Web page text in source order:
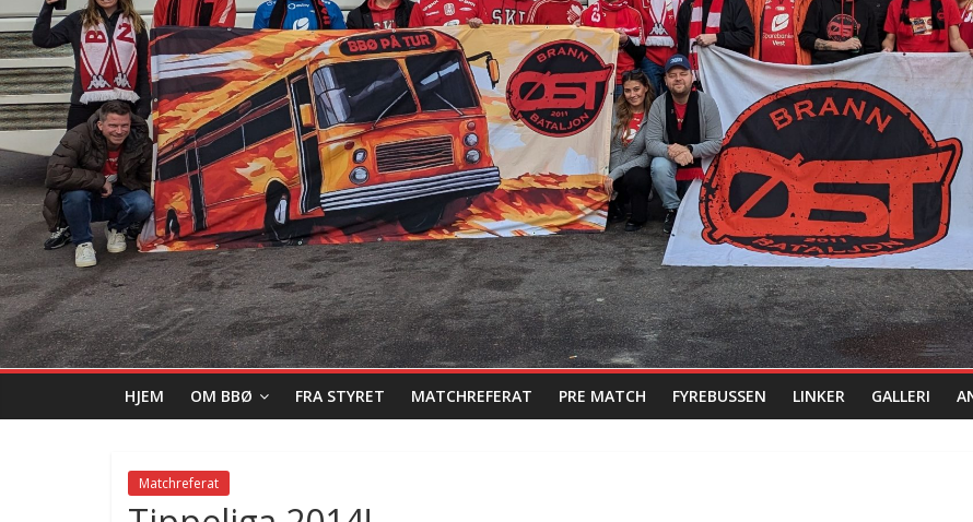
HJEM OM BBØ FRA STYRET MATCHREFERAT PRE MATCH FYREBUSSEN LINKER GALLERI
Matchreferat